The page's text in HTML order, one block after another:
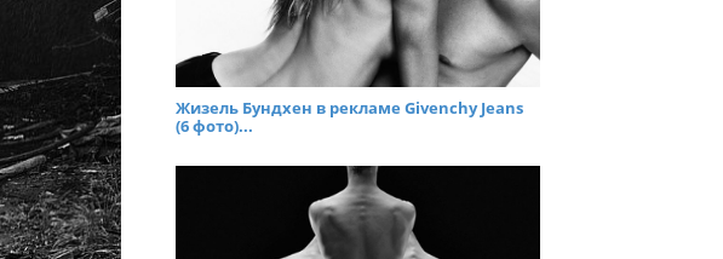
Жизель Бундхен в рекламе Givenchy Jeans
(6 фото)...